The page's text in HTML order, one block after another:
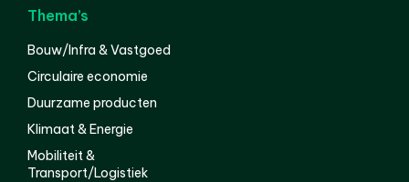
Thema’s
Bouw/Infra & Vastgoed
Circulaire economie
Duurzame producten
Klimaat & Energie
Mobiliteit &
Transport/Logistiek